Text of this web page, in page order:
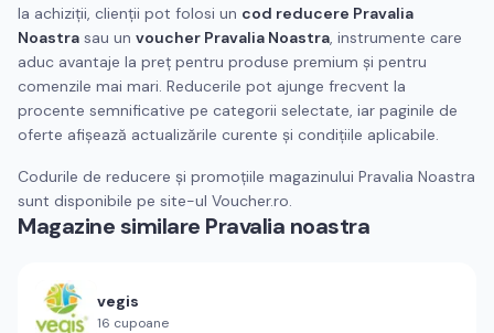
la achiziții, clienții pot folosi un cod reducere Pravalia
Noastra sau un voucher Pravalia Noastra, instrumente care
aduc avantaje la preț pentru produse premium și pentru
comenzile mai mari. Reducerile pot ajunge frecvent la
procente semnificative pe categorii selectate, iar paginile de
oferte afișează actualizările curente și condițiile aplicabile.
Codurile de reducere și promoțiile magazinului Pravalia Noastra
sunt disponibile pe site-ul Voucher.ro.
Magazine similare Pravalia noastra
vegis
16 cupoane